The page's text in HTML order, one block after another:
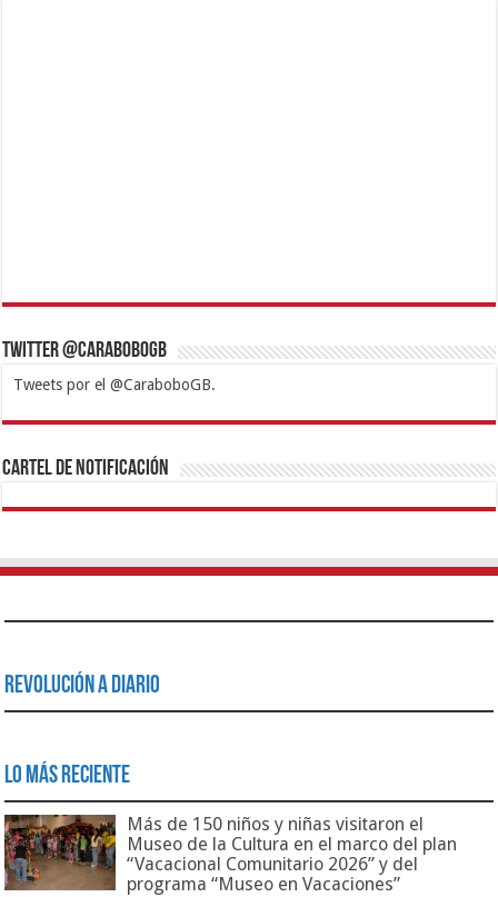
Twitter @CaraboboGB
Tweets por el @CaraboboGB.
1xbetBetturkeyBetistKralbetSupertotobetTipobetMatadorbetMariobet
https://mvbcasino.com/
Cartel de Notificación
Revolución a Diario
Lo Más Reciente
Más de 150 niños y niñas visitaron el
Museo de la Cultura en el marco del plan
“Vacacional Comunitario 2026” y del
programa “Museo en Vacaciones”